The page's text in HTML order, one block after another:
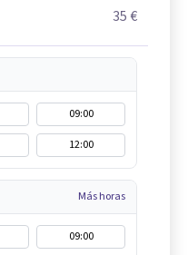
35 €
09:00
12:00
Más horas
09:00